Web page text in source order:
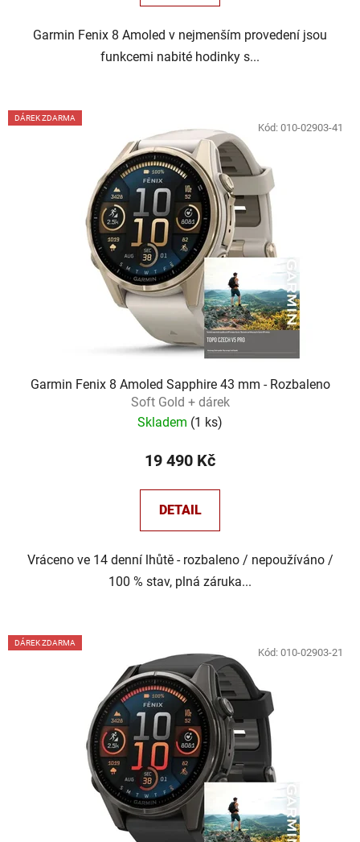
Garmin Fenix 8 Amoled v nejmenším provedení jsou
funkcemi nabité hodinky s...
DÁREK ZDARMA
Garmin Fenix 8 Amoled Sapphire 43 mm - Rozbaleno
Soft Gold + dárek
Skladem (1 ks)
19 490 Kč
DETAIL
Vráceno ve 14 denní lhůtě - rozbaleno / nepoužíváno /
100 % stav, plná záruka...
Kód: 010-02903-41
DÁREK ZDARMA
Kód: 010-02903-21